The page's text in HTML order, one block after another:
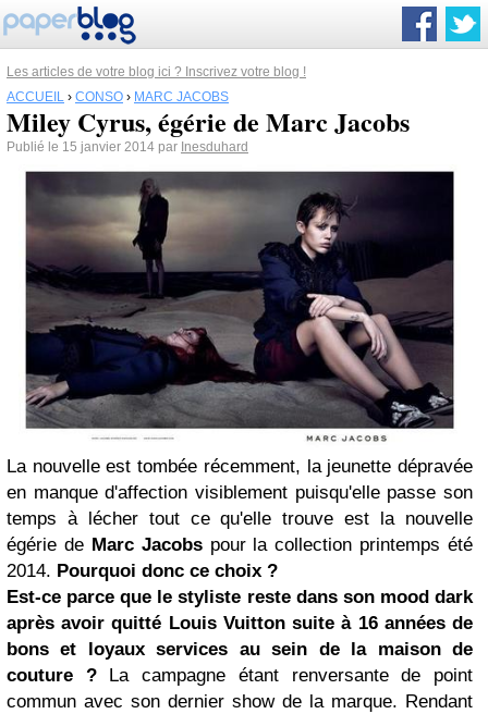
Les articles de votre blog ici ? Inscrivez votre blog !
ACCUEIL › CONSO › MARC JACOBS
Miley Cyrus, égérie de Marc Jacobs
Publié le 15 janvier 2014 par Inesduhard
La nouvelle est tombée récemment, la jeunette dépravée
en manque d'affection visiblement puisqu'elle passe son
temps à lécher tout ce qu'elle trouve est la nouvelle
égérie de Marc Jacobspour la collection printemps été
2014. Pourquoi donc ce choix ?
Est-ce parce que le styliste reste dans son mood dark
après avoir quitté Louis Vuittonsuite à 16 années de
bons et loyaux services au sein de la maison de
couture ?La campagne étant renversante de point
commun avec son dernier show de la marque. Rendant